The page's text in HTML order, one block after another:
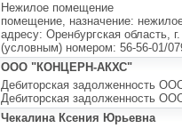
Нежилое помещение
помещение, назначение:
адресу: Оренбургская область,
(условным) номером: 56-56-01/
ООО "КОНЦЕРН-АКХС"
Дебиторская задолженность
Дебиторская задолженность
Чекалина Ксения Юрьевна